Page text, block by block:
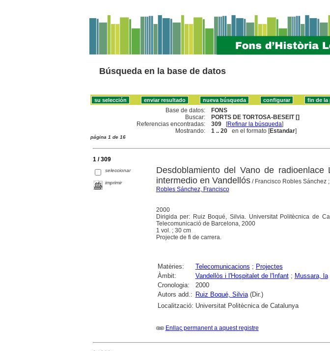
Búsqueda en la base de datos
Base de datos:
FONS
Buscar:
PORTS DE TORTOSA-BESEIT []
Referencias encontradas:
309 [Refinar la búsqueda]
Mostrando:
1 .. 20 en el formato [Estandar]
página 1 de 16
1 / 309
seleccionar
imprimir
Desdoblamiento del Vano de
intermedio en Vandellós/ Francisco Robles Sánchez
Robles Sánchez, Francisco
2000
Dirigida per: Ruiz Boqué, Silvia. Universitat Politècnica de
Telecomunicació de Barcelona, 2000
1 vol. ; 30 cm
Projecte de fi de carrera.
Matèries: Telecomunicacions ; Projectes
Àmbit:
Vandellòs i l'Hospitalet de l'Infant; Mussara, la
Cronologia:
2000
Autors add.: Ruiz Boqué, Silvia(Dir.)
Localització: Universitat Politècnica de Catalunya
Enllaç permanent a aquest registre